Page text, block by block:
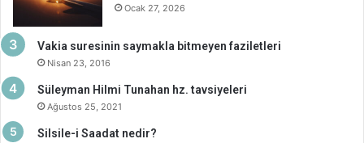
Ocak 27, 2026
Vakia suresinin saymakla bitmeyen faziletleri
Nisan 23, 2016
Süleyman Hilmi Tunahan hz. tavsiyeleri
Ağustos 25, 2021
Silsile-i Saadat nedir?